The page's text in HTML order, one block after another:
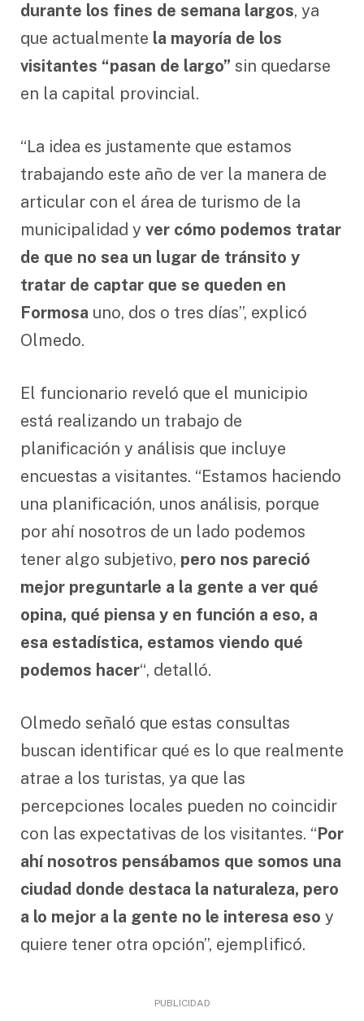
durante los fines de semana largos, ya
que actualmente la mayoría de los
visitantes “pasan de largo” sin quedarse
en la capital provincial.
“La idea es justamente que estamos
trabajando este año de ver la manera de
articular con el área de turismo de la
municipalidad y ver cómo podemos tratar
de que no sea un lugar de tránsito y
tratar de captar que se queden en
Formosa uno, dos o tres días”, explicó
Olmedo.
El funcionario reveló que el municipio
está realizando un trabajo de
planificación y análisis que incluye
encuestas a visitantes. “Estamos haciendo
una planificación, unos análisis, porque
por ahí nosotros de un lado podemos
tener algo subjetivo, pero nos pareció
mejor preguntarle a la gente a ver qué
opina, qué piensa y en función a eso, a
esa estadística, estamos viendo qué
podemos hacer“, detalló.
Olmedo señaló que estas consultas
buscan identificar qué es lo que realmente
atrae a los turistas, ya que las
percepciones locales pueden no coincidir
con las expectativas de los visitantes. “Por
ahí nosotros pensábamos que somos una
ciudad donde destaca la naturaleza, pero
a lo mejor a la gente no le interesa eso y
quiere tener otra opción”, ejemplificó.
PUBLICIDAD